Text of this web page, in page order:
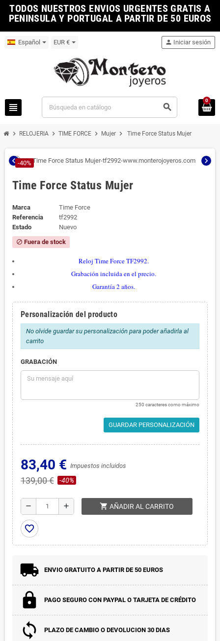
TODOS NUESTROS ENVIOS URGENTES GRATIS A
PENINSULA Y PORTUGAL A PARTIR DE 50 EUROS
Español EUR €
view_headline search
person Iniciar sesión
0
chevron_right RELOJERIA chevron_right TIME FORCE chevron_right Mujer chevron_right Time Force Status Mujer
chevron_left chevron_right
-40%
Time Force Status Mujer
Marca
Time Force
Referencia
tf2992
Estado
Nuevo
block Fuera de stock
Reloj Time Force TF2992.
Grabación incluida en el precio.
Garantía 2 años.
Personalización del producto
No olvide guardar su personalización para poder añadirla al
carrito
GRABACIÓN
250 caracteres como máximo
GUARDAR PERSONALIZACIÓN
83,40 € Impuestos incluidos
139,00 € -40%
remove add shopping_cart AÑADIR AL CARRITO
favorite_border
ENVIO GRATUITO A PARTIR DE 50 EUROS
PAGO SEGURO CON PAYPAL O TARJETA DE CRÉDITO
PLAZO DE CAMBIO O DEVOLUCION 30 DIAS